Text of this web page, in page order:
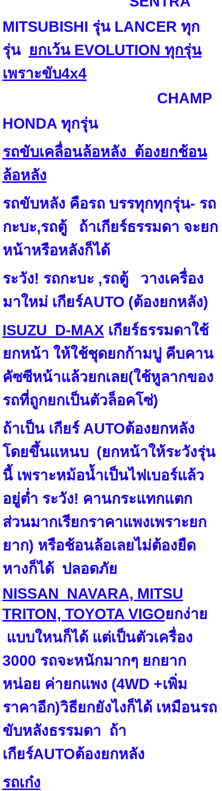
MITSUBISHI รุ่น LANCER ทุก
รุ่น ยกเว้น EVOLUTION ทุกรุ่น
เพราะขับ4x4
CHAMP
HONDA ทุกรุ่น
รถขับเคลื่อนล้อหลัง ต้องยกช้อน
ล้อหลัง
รถขับหลัง คือรถ บรรทุกทุกรุ่น- รถ
กะบะ,รถตู้ถ้าเกียร์ธรรมดา จะยก
หน้าหรือหลังก็ได้
ระวัง! รถกะบะ ,รถตู้ วางเครื่อง
มาใหม่ เกียร์AUTO (ต้องยกหลัง)
ISUZU D-MAX เกียร์ธรรมดาใช้
ยกหน้า ให้ใช้ชุดยกก้ามปู คีบคาน
คัซซีหน้าแล้วยกเลย(ใช้หูลากของ
รถที่ถูกยกเป็นตัวล็อคโซ่)
ถ้าเป็น เกียร์ AUTOต้องยกหลัง
โดยขึ้นแหนบ (ยกหน้าให้ระวังรุ่น
นี้ เพราะหม้อน้ำเป็นไฟเบอร์แล้ว
อยู่ต่ำ ระวัง! คานกระแทกแตก
ส่วนมากเรียกราคาแพงเพราะยก
ยาก) หรือช้อนล้อเลยไม่ต้องยืด
หางก็ได้ ปลอดภัย
NISSAN NAVARA, MITSU
TRITON, TOYOTA VIGOยกง่าย
แบบใหนก็ได้ แต่เป็นตัวเครื่อง
3000 รถจะหนักมากๆ ยกยาก
หน่อย ค่ายกแพง (4WD +เพิ่ม
ราคาอีก)วิธียกยังไงก็ได้ เหมือนรถ
ขับหลังธรรมดา ถ้า
เกียร์AUTOต้องยกหลัง
รถเก๋ง